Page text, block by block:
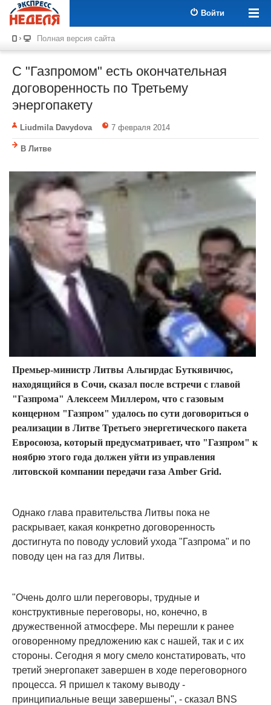
Войти
Полная версия сайта
С "Газпромом" есть окончательная
договоренность по Третьему
энергопакету
Liudmila Davydova 7 февраля 2014
В Литве
Премьер-министр Литвы Альгирдас Буткявичюс,
находящийся в Сочи, сказал после встречи с главой
"Газпрома" Алексеем Миллером, что с газовым
концерном "Газпром" удалось по сути договориться о
реализации в Литве Третьего энергетического пакета
Евросоюза, который предусматривает, что "Газпром" к
ноябрю этого года должен уйти из управления
литовской компании передачи газа Amber Grid.
Однако глава правительства Литвы пока не
раскрывает, какая конкретно договоренность
достигнута по поводу условий ухода "Газпрома" и по
поводу цен на газ для Литвы.
"Очень долго шли переговоры, трудные и
конструктивные переговоры, но, конечно, в
дружественной атмосфере. Мы перешли к ранее
оговоренному предложению как с нашей, так и с их
стороны. Сегодня я могу смело констатировать, что
третий энергопакет завершен в ходе переговорного
процесса. Я пришел к такому выводу -
принципиальные вещи завершены", - сказал BNS